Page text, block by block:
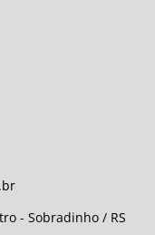
- Sobradinho / RS